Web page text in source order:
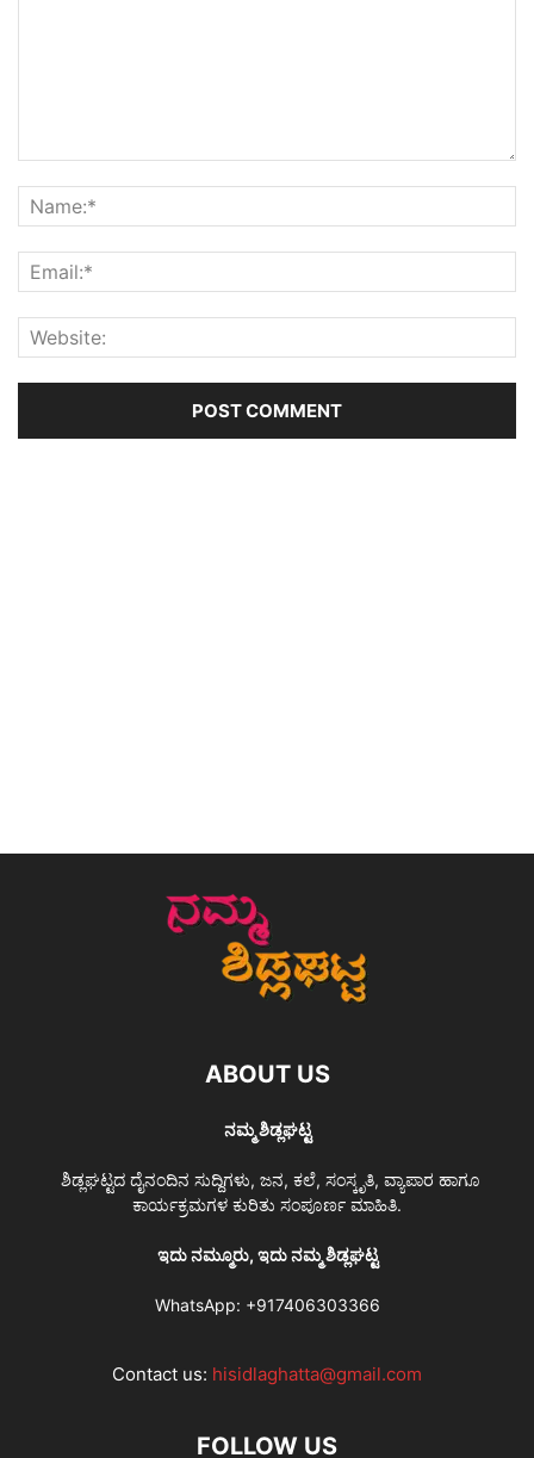
ABOUT US
ನಮ್ಮ ಶಿಡ್ಲಘಟ್ಟ
ಶಿಡ್ಲಘಟ್ಟದ ದೈನಂದಿನ ಸುದ್ದಿಗಳು, ಜನ, ಕಲೆ, ಸಂಸ್ಕೃತಿ, ವ್ಯಾಪಾರ ಹಾಗೂ
ಕಾರ್ಯಕ್ರಮಗಳ ಕುರಿತು ಸಂಪೂರ್ಣ ಮಾಹಿತಿ.
ಇದು ನಮ್ಮೂರು, ಇದು ನಮ್ಮ ಶಿಡ್ಲಘಟ್ಟ
WhatsApp: +917406303366
Contact us: hisidlaghatta@gmail.com
FOLLOW US